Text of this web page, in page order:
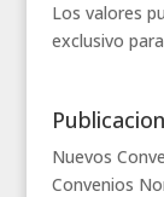
Los valores
exclusivo
Nuevos
Convenios